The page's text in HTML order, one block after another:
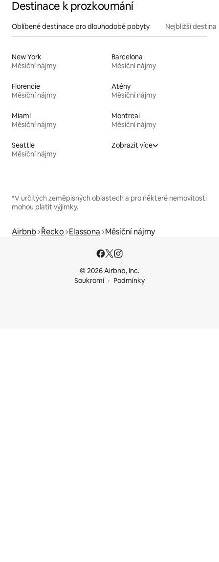
Destinace k prozkoumání
Oblíbené destinace pro dlouhodobé pobyty Nejbližší
New York
Měsíční nájmy
Barcelona
Měsíční nájmy
Florencie
Měsíční nájmy
Atény
Měsíční nájmy
Miami
Měsíční nájmy
Montreal
Měsíční nájmy
Seattle
Měsíční nájmy
Zobrazit více
*V určitých zeměpisných oblastech a pro některé nemovitosti
mohou platit výjimky.
Airbnb Řecko Elassona Měsíční nájmy
© 2026 Airbnb, Inc.
Soukromí
Podmínky